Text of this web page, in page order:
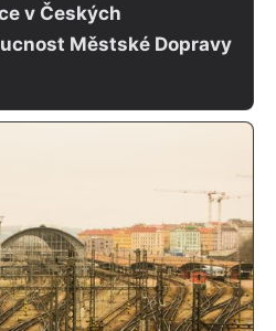
v Českých
Městské Dopravy